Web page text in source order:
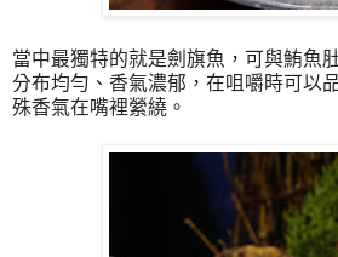
當中最獨特的就是劍旗魚，可與鮪魚
分布均勻、香氣濃郁，在咀嚼時可以
殊香氣在嘴裡縈繞。